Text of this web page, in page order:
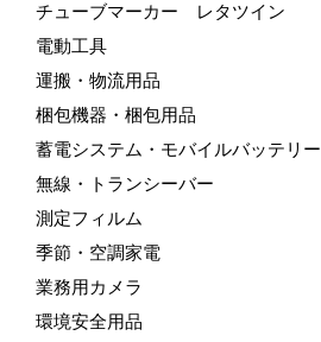
チューブマーカー レタツイン
電動工具
運搬・物流用品
梱包機器・梱包用品
蓄電システム・モバイルバッテリー
無線・トランシーバー
測定フィルム
季節・空調家電
業務用カメラ
環境安全用品